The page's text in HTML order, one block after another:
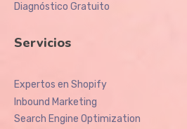
Diagnóstico Gratuito
Servicios
Expertos en Shopify
Inbound Marketing
Search Engine Optimization